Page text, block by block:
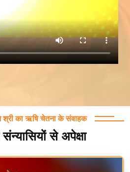
श्री का ऋषि चेतना के संवाहक
से अपेक्षा